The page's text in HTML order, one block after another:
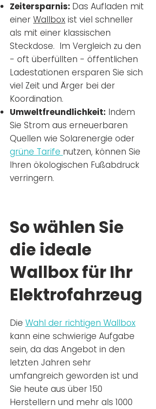
Zeitersparnis: Das Aufladen mit
einer Wallbox ist viel schneller
als mit einer klassischen
Steckdose. Im Vergleich zu den
- oft überfüllten - öffentlichen
Ladestationen ersparen Sie sich
viel Zeit und Ärger bei der
Koordination.
Umweltfreundlichkeit: Indem
Sie Strom aus erneuerbaren
Quellen wie Solarenergie oder
grüne Tarife nutzen, können Sie
Ihren ökologischen Fußabdruck
verringern.
So wählen Sie
die ideale
Wallbox für Ihr
Elektrofahrzeug
Die Wahl der richtigen Wallbox
kann eine schwierige Aufgabe
sein, da das Angebot in den
letzten Jahren sehr
umfangreich geworden ist und
Sie heute aus über 150
Herstellern und mehr als 1000